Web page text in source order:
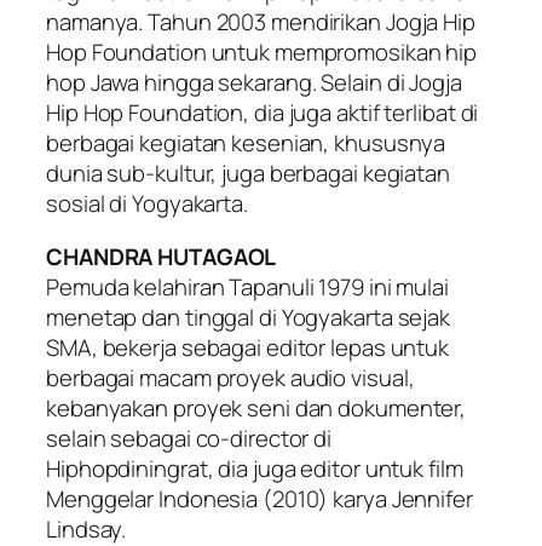
namanya. Tahun 2003 mendirikan Jogja Hip
Hop Foundation untuk mempromosikan hip
hop Jawa hingga sekarang. Selain di Jogja
Hip Hop Foundation, dia juga aktif terlibat di
berbagai kegiatan kesenian, khususnya
dunia sub-kultur, juga berbagai kegiatan
sosial di Yogyakarta.
CHANDRA HUTAGAOL
Pemuda kelahiran Tapanuli 1979 ini mulai
menetap dan tinggal di Yogyakarta sejak
SMA, bekerja sebagai editor lepas untuk
berbagai macam proyek audio visual,
kebanyakan proyek seni dan dokumenter,
selain sebagai co-director di
Hiphopdiningrat, dia juga editor untuk film
Menggelar Indonesia (2010) karya Jennifer
Lindsay.